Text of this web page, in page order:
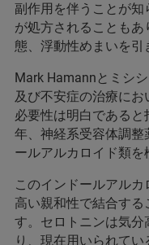
副作用を伴うことが
が処方されることも
態、浮動性めまいを引
Mark Hamannとミシ
及び不安症の治療に
必要性は明白である
年、神経系受容体調整
ールアルカロイド類を
このインドールアル
高い親和性で結合する
す。セロトニンは気
り、現在用いられて